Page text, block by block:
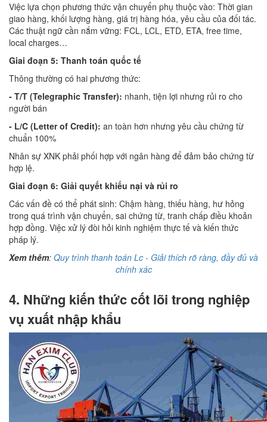
Việc lựa chọn phương thức vận chuyển phụ thuộc vào: Thời gian
giao hàng, khối lượng hàng, giá trị hàng hóa, yêu cầu của đối tác.
Các thuật ngữ cần nắm vững: FCL, LCL, ETD, ETA, free time,
local charges…
Giai đoạn 5: Thanh toán quốc tế
Thông thường có hai phương thức:
- T/T (Telegraphic Transfer): nhanh, tiện lợi nhưng rủi ro cho
người bán
- L/C (Letter of Credit): an toàn hơn nhưng yêu cầu chứng từ
chuẩn 100%
Nhân sự XNK phải phối hợp với ngân hàng để đảm bảo chứng từ
hợp lệ.
Giai đoạn 6: Giải quyết khiếu nại và rủi ro
Các vấn đề có thể phát sinh: Chậm hàng, thiếu hàng, hư hỏng
trong quá trình vận chuyển, sai chứng từ, tranh chấp điều khoản
hợp đồng. Việc xử lý đòi hỏi kinh nghiệm thực tế và kiến thức
pháp lý.
Xem thêm: Quy trình thanh toán Lc - Giải thích rõ ràng, đầy đủ và
chính xác
4. Những kiến thức cốt lõi trong nghiệp
vụ xuất nhập khẩu